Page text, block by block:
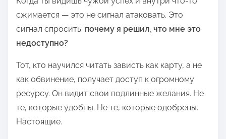
сжимается — это не сигнал атаковать. Это
сигнал спросить: почему я решил, что мне это
недоступно?
Тот, кто научился читать зависть как карту, а не
как обвинение, получает доступ к огромному
ресурсу. Он видит свои подлинные желания. Не
те, которые удобны. Не те, которые одобрены.
Настоящие.